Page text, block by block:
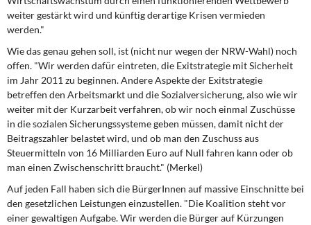
weiter gestärkt wird und künftig derartige Krisen vermieden
werden."
Wie das genau gehen soll, ist (nicht nur wegen der NRW-Wahl) noch
offen. "Wir werden dafür eintreten, die Exitstrategie mit Sicherheit
im Jahr 2011 zu beginnen. Andere Aspekte der Exitstrategie
betreffen den Arbeitsmarkt und die Sozialversicherung, also wie wir
weiter mit der Kurzarbeit verfahren, ob wir noch einmal Zuschüsse
in die sozialen Sicherungssysteme geben müssen, damit nicht der
Beitragszahler belastet wird, und ob man den Zuschuss aus
Steuermitteln von 16 Milliarden Euro auf Null fahren kann oder ob
man einen Zwischenschritt braucht." (Merkel)
Auf jeden Fall haben sich die BürgerInnen auf massive Einschnitte bei
den gesetzlichen Leistungen einzustellen. "Die Koalition steht vor
einer gewaltigen Aufgabe. Wir werden die Bürger auf Kürzungen